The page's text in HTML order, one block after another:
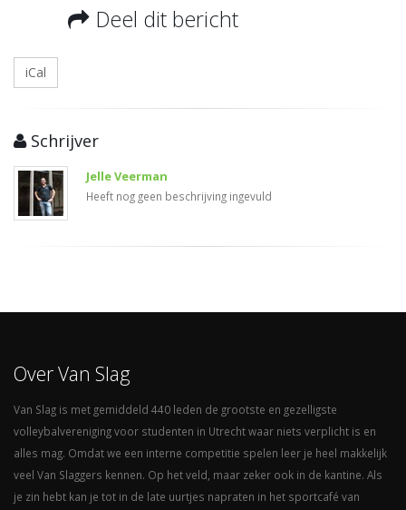
Deel dit bericht
iCal
Schrijver
Jelle Veerman
Heeft nog geen beschrijving ingevuld
Over Van Slag
Van Slag is met gemiddeld 440 leden de grootste en gezelligste
volleybalvereniging voor studenten in Utrecht waar niets verplicht is en
alles mag. Omdat we een interne competitie spelen leer je heel makkelijk
veel Van Slaggers kennen. Op het veld, maar zeker ook in de kantine. Als
je zin hebt kan je tot in de late uurtjes napraten in het sportcafé van